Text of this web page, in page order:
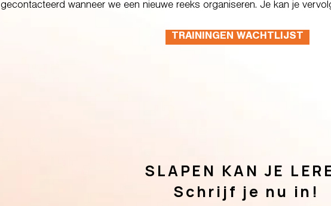
gecontacteerd wanneer we een nieuwe reeks organiseren. Je kan je
TRAININGEN WACHTLIJST
SLAPEN KAN JE
Schrijf je nu in!